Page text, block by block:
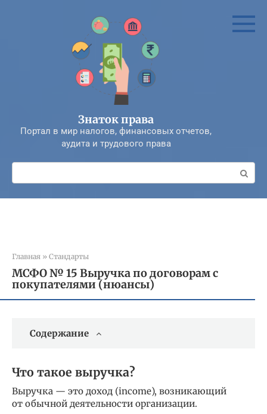
Знаток права
Портал в мир налогов, финансовых отчетов,
аудита и трудового права
Поиск:
Главная » Стандарты
МСФО № 15 Выручка по договорам с
покупателями (нюансы)
Содержание
Что такое выручка?
Выручка — это доход (income), возникающий
от обычной деятельности организации.